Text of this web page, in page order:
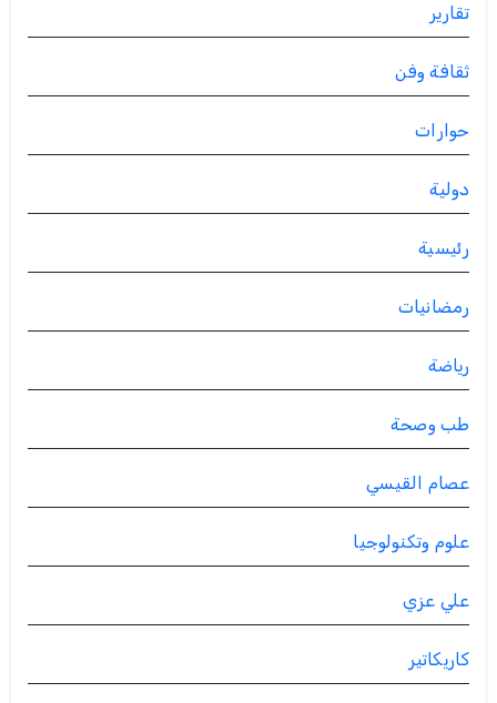
تقارير
ثقافة وفن
حوارات
دولية
رئيسية
رمضانيات
رياضة
طب وصحة
عصام القيسي
علوم وتكنولوجيا
علي عزي
كاريكاتير